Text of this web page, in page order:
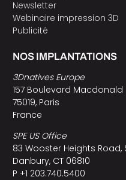
Newsletter
Webinaire impression 3D
Publicité
NOS IMPLANTATIONS
3Dnatives Europe
157 Boulevard Macdonald
75019, Paris
France
SPE US Office
83 Wooster Heights Road,
Danbury, CT 06810
P +1 203.740.5400